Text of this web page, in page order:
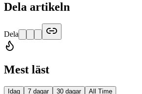
Dela artikeln
Dela
Mest läst
Idag 7 dagar 30 dagar All Time